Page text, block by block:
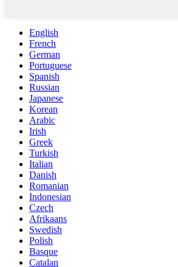
English
French
German
Portuguese
Spanish
Russian
Japanese
Korean
Arabic
Irish
Greek
Turkish
Italian
Danish
Romanian
Indonesian
Czech
Afrikaans
Swedish
Polish
Basque
Catalan